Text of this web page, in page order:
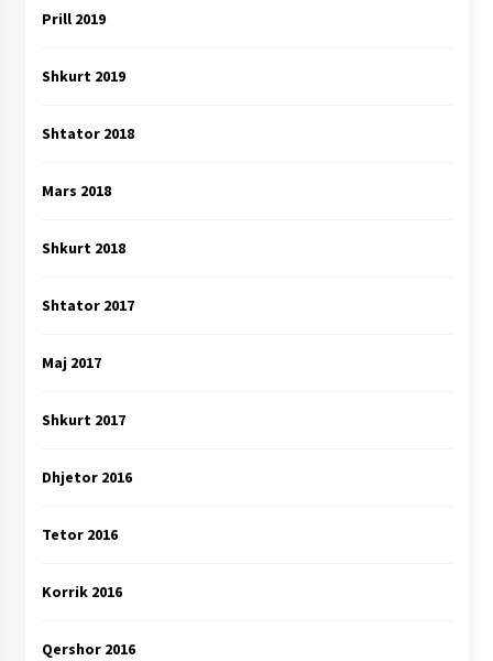
Prill 2019
Shkurt 2019
Shtator 2018
Mars 2018
Shkurt 2018
Shtator 2017
Maj 2017
Shkurt 2017
Dhjetor 2016
Tetor 2016
Korrik 2016
Qershor 2016